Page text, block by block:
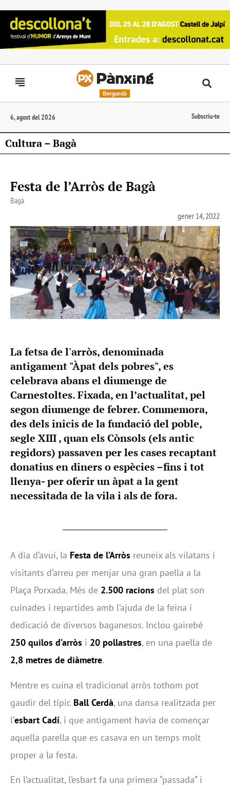
Berguedà
6, agost del 2026 Subscriu-te
Cultura – Bagà
Festa de l’Arròs de Bagà
Bagà
gener 14, 2022
La fetsa de l'arròs, denominada
antigament "Àpat dels pobres", es
celebrava abans el diumenge de
Carnestoltes. Fixada, en l’actualitat, pel
segon diumenge de febrer. Commemora,
des dels inicis de la fundació del poble,
segle XIII , quan els Cònsols (els antic
regidors) passaven per les cases recaptant
donatius en diners o espècies –fins i tot
llenya- per oferir un àpat a la gent
necessitada de la vila i als de fora.
A dia d’avui, la Festa de l’Arròs reuneix als vilatans i
visitants d’arreu per menjar una gran paella a la
Plaça Porxada. Més de 2.500 racions del plat son
cuinades i repartides amb l’ajuda de la feina i
dedicació de diversos baganesos. Inclou gairebé
250 quilos d’arròs i 20 pollastres, en una paella de
2,8 metres de diàmetre.
Mentre es cuina el tradicional arròs tothom pot
gaudir del típic Ball Cerdà, una dansa realitzada per
l’esbart Cadí, i que antigament havia de començar
aquella parella que es casava en un temps molt
proper a la festa.
En l’actualitat, l’esbart fa una primera “passada” i